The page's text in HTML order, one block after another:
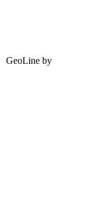
GeoLine by